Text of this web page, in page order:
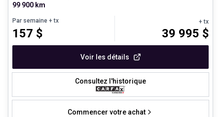
99 900 km
Par semaine + tx
157 $
+ tx
39 995 $
Voir les détails
Consultez l'historique
Commencer votre achat